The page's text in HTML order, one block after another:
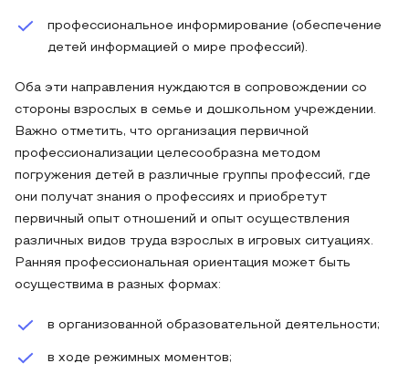
профессиональное информирование (обеспечение
детей информацией о мире профессий).
Оба эти направления нуждаются в сопровождении со
стороны взрослых в семье и дошкольном учреждении.
Важно отметить, что организация первичной
профессионализации целесообразна методом
погружения детей в различные группы профессий, где
они получат знания о профессиях и приобретут
первичный опыт отношений и опыт осуществления
различных видов труда взрослых в игровых ситуациях.
Ранняя профессиональная ориентация может быть
осуществима в разных формах:
в организованной образовательной деятельности;
в ходе режимных моментов;